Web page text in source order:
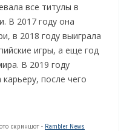
все титулы в
В 2017 году она
в 2018 году выиграла
игры, а еще год
В 2019 году
после чего
скриншот - Rambler News